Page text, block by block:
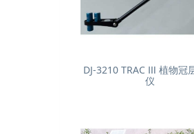
DJ-3210 TRAC Ⅲ 植物冠
仪